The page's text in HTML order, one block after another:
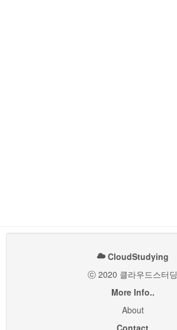
CloudStudying
ⓒ 2020 클라우드스터딩
More Info..
About